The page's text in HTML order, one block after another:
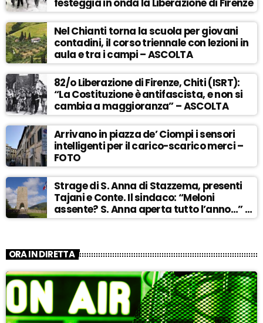
festeggia in onda la Liberazione di Firenze
Nel Chianti torna la scuola per giovani
contadini, il corso triennale con lezioni in
aula e tra i campi – ASCOLTA
82/o Liberazione di Firenze, Chiti (ISRT):
“La Costituzione è antifascista, e non si
cambia a maggioranza” – ASCOLTA
Arrivano in piazza de’ Ciompi i sensori
intelligenti per il carico-scarico merci –
FOTO
Strage di S. Anna di Stazzema, presenti
Tajani e Conte. Il sindaco: “Meloni
assente? S. Anna aperta tutto l’anno…” –
ASCOLTA
ORA IN DIRETTA